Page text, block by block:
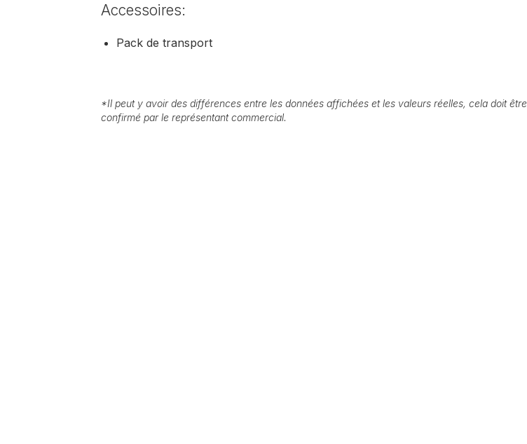
Accessoires:
Pack de transport
*Il peut y avoir des différences entre les données affichées et les valeurs réelles, cela doit être
confirmé par le représentant commercial.